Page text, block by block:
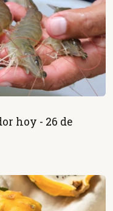
hoy - 26 de